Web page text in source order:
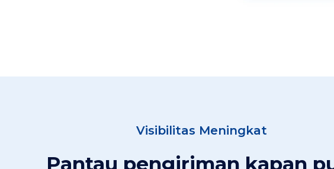
Visibilitas Meningkat
Pantau pengiriman kapan